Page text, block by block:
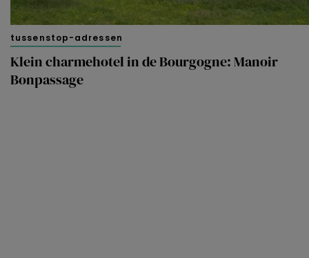
Merci!
tussenstop-adressen
Klein charmehotel in de Bourgogne: Manoir
Bonpassage